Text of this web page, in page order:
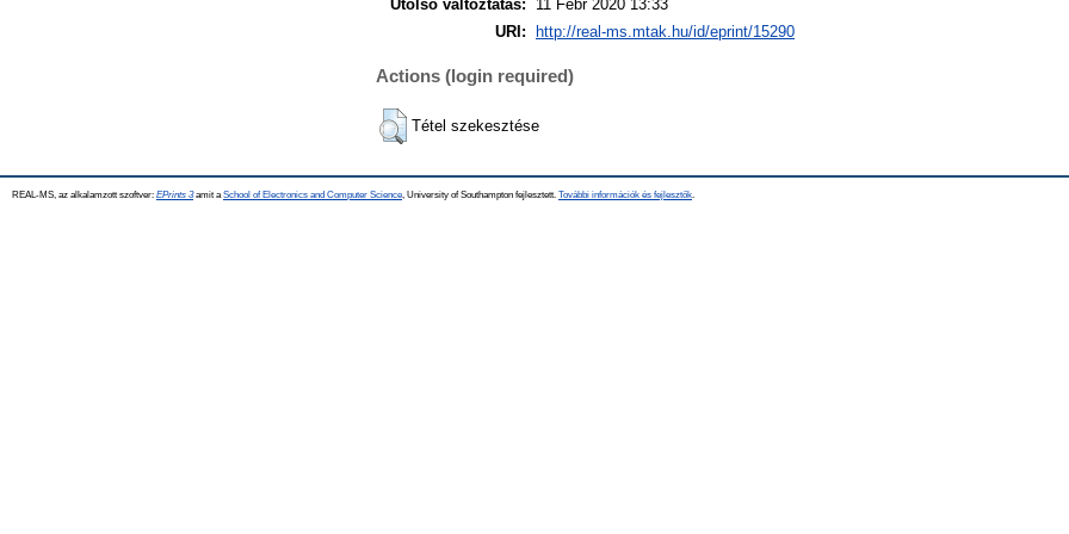
Utolsó változtatás:
11 Febr 2020 13:33
URI:
http://real-ms.mtak.hu/id/eprint/15290
Actions (login required)
Tétel szekesztése
REAL-MS, az alkalamzott szoftver: EPrints 3amit a School of Electronics and Computer Science , University of Southampton fejlesztett. További információk és fejlesztők